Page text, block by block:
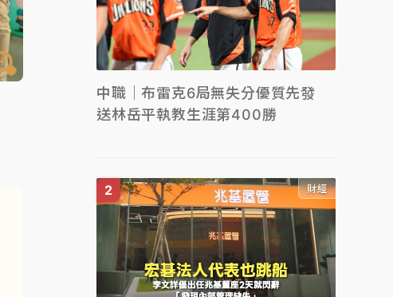
中職｜布雷克6局無失分優質先發
送林岳平執教生涯第400勝
財經